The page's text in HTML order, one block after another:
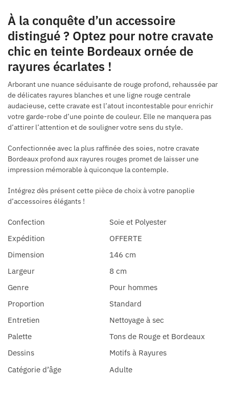
À la conquête d’un accessoire
distingué ? Optez pour notre cravate
chic en teinte Bordeaux ornée de
rayures écarlates !
Arborant une nuance séduisante de rouge profond, rehaussée par
de délicates rayures blanches et une ligne rouge centrale
audacieuse, cette cravate est l’atout incontestable pour enrichir
votre garde-robe d’une pointe de couleur. Elle ne manquera pas
d’attirer l’attention et de souligner votre sens du style.
Confectionnée avec la plus raffinée des soies, notre cravate
Bordeaux profond aux rayures rouges promet de laisser une
impression mémorable à quiconque la contemple.
Intégrez dès présent cette pièce de choix à votre panoplie
d’accessoires élégants !
Confection
Soie et Polyester
Expédition
OFFERTE
Dimension
146 cm
Largeur
8 cm
Genre
Pour hommes
Proportion
Standard
Entretien
Nettoyage à sec
Palette
Tons de Rouge et Bordeaux
Dessins
Motifs à Rayures
Catégorie d’âge
Adulte